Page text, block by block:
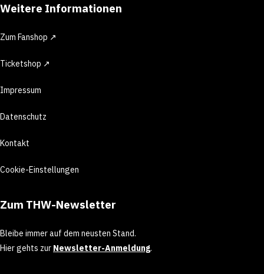
Weitere Informationen
Zum Fanshop ↗
Ticketshop ↗
Impressum
Datenschutz
Kontakt
Cookie-Einstellungen
Zum THW-Newsletter
Bleibe immer auf dem neusten Stand.
Hier gehts zur Newsletter-Anmeldung.